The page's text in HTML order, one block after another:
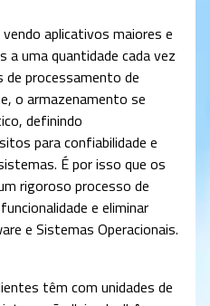
aplicativos maiores e
a uma quantidade cada vez
de processamento de
o armazenamento se
definindo
para confiabilidade e
É por isso que os
rigoroso processo de
e eliminar
e Sistemas Operacionais.
têm com unidades de